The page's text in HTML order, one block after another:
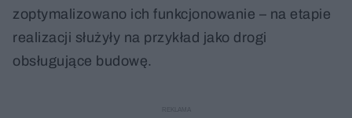
zoptymalizowano ich funkcjonowanie – na etapie
realizacji służyły na przykład jako drogi
obsługujące budowę.